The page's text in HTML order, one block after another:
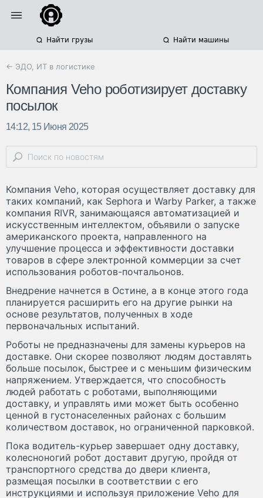
Найти грузы Найти машины
← ЭДО, ИТ в логистике
Компания Veho роботизирует доставку
посылок
14:12, 15 Июня 2025
Компания Veho, которая осуществляет доставку для
таких компаний, как Sephora и Warby Parker, а также
компания RIVR, занимающаяся автоматизацией и
искусственным интеллектом, объявили о запуске
американского проекта, направленного на
улучшение процесса и эффективности доставки
товаров в сфере электронной коммерции за счет
использования роботов-почтальонов.
Внедрение начнется в Остине, а в конце этого года
планируется расширить его на другие рынки на
основе результатов, полученных в ходе
первоначальных испытаний.
Роботы не предназначены для замены курьеров на
доставке. Они скорее позволяют людям доставлять
больше посылок, быстрее и с меньшим физическим
напряжением. Утверждается, что способность
людей работать с роботами, выполняющими
доставку, и управлять ими может быть особенно
ценной в густонаселенных районах с большим
количеством доставок, но ограниченной парковкой.
Пока водитель-курьер завершает одну доставку,
колесноногий робот доставит другую, пройдя от
транспортного средства до двери клиента,
размещая посылки в соответствии с его
инструкциями и используя приложение Veho для